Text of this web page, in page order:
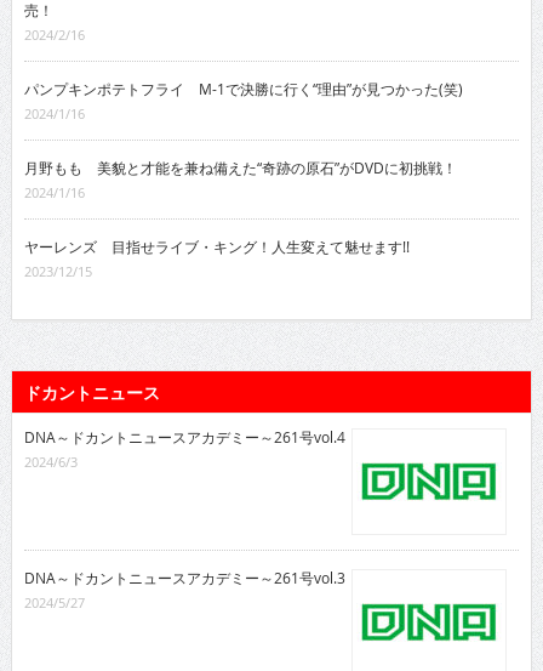
売！
2024/2/16
パンプキンポテトフライ M-1で決勝に行く“理由”が見つかった(笑)
2024/1/16
月野もも 美貌と才能を兼ね備えた“奇跡の原石”がDVDに初挑戦！
2024/1/16
ヤーレンズ 目指せライブ・キング！人生変えて魅せます!!
2023/12/15
ドカントニュース
DNA～ドカントニュースアカデミー～261号vol.4
2024/6/3
DNA～ドカントニュースアカデミー～261号vol.3
2024/5/27